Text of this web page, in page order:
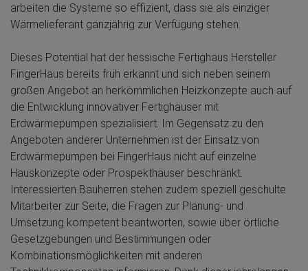
arbeiten die Systeme so effizient, dass sie als einziger
Wärmelieferant ganzjährig zur Verfügung stehen.
Dieses Potential hat der hessische Fertighaus Hersteller
FingerHaus bereits früh erkannt und sich neben seinem
großen Angebot an herkömmlichen Heizkonzepte auch auf
die Entwicklung innovativer Fertighäuser mit
Erdwärmepumpen spezialisiert. Im Gegensatz zu den
Angeboten anderer Unternehmen ist der Einsatz von
Erdwärmepumpen bei FingerHaus nicht auf einzelne
Hauskonzepte oder Prospekthäuser beschränkt.
Interessierten Bauherren stehen zudem speziell geschulte
Mitarbeiter zur Seite, die Fragen zur Planung- und
Umsetzung kompetent beantworten, sowie über örtliche
Gesetzgebungen und Bestimmungen oder
Kombinationsmöglichkeiten mit anderen